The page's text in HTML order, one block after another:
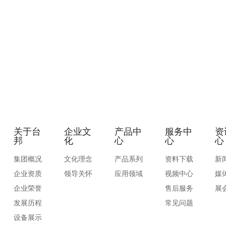
关于台
邦
集团概况
企业资质
企业荣誉
发展历程
设备展示
企业文
化
文化理念
领导关怀
产品中
心
产品系列
应用领域
服务中
心
资料下载
视频中心
售后服务
常见问题
心
新
媒
展